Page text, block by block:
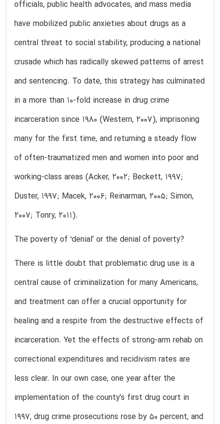
officials, public health advocates, and mass media
have mobilized public anxieties about drugs as a
central threat to social stability, producing a national
crusade which has radically skewed patterns of arrest
and sentencing. To date, this strategy has culminated
in a more than 10-fold increase in drug crime
incarceration since 1980 (Western, 2007), imprisoning
many for the first time, and returning a steady flow
of often-traumatized men and women into poor and
working-class areas (Acker, 2002; Beckett, 1997;
Duster, 1997; Macek, 2006; Reinarman, 2005; Simon,
2007; Tonry, 2011).
The poverty of ‘denial’ or the denial of poverty?
There is little doubt that problematic drug use is a
central cause of criminalization for many Americans,
and treatment can offer a crucial opportunity for
healing and a respite from the destructive effects of
incarceration. Yet the effects of strong-arm rehab on
correctional expenditures and recidivism rates are
less clear. In our own case, one year after the
implementation of the county’s first drug court in
1997, drug crime prosecutions rose by 50 percent, and